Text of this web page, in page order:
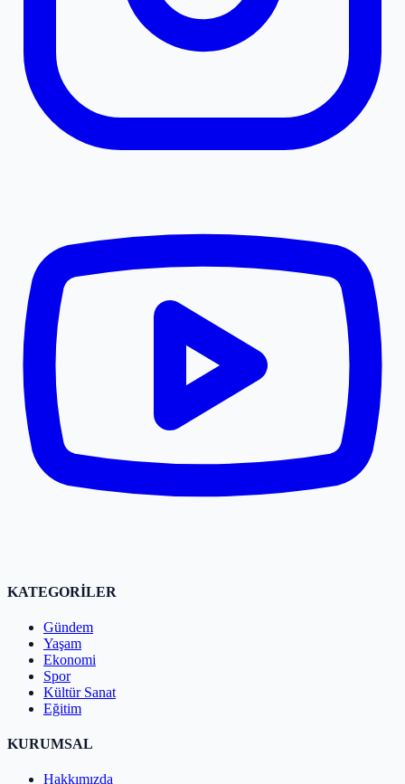
KATEGORİLER
Gündem
Yaşam
Ekonomi
Spor
Kültür Sanat
Eğitim
KURUMSAL
Hakkımızda